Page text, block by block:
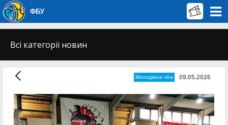
ФБУ
Всі категорії новин
Молодіжна ліга 09.05.2026